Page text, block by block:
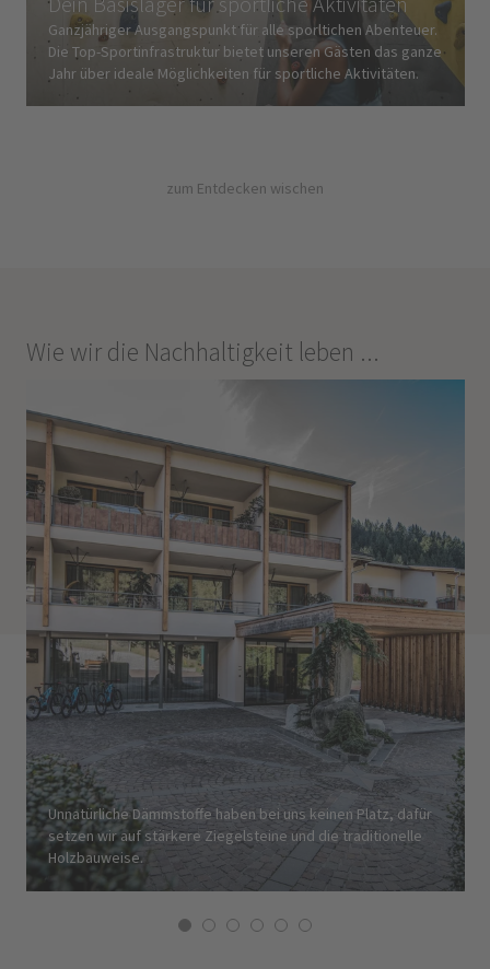
Ganzjähriger Ausgangspunkt für alle sporltichen Abenteuer.
Die Top-Sportinfrastruktur bietet unseren Gästen das ganze
Jahr über ideale Möglichkeiten für sportliche Aktivitäten.
zum Entdecken wischen
Wie wir die Nachhaltigkeit leben ...
Unnatürliche Dämmstoffe haben bei uns keinen Platz, dafür
setzen wir auf stärkere Ziegelsteine und die traditionelle
Holzbauweise.